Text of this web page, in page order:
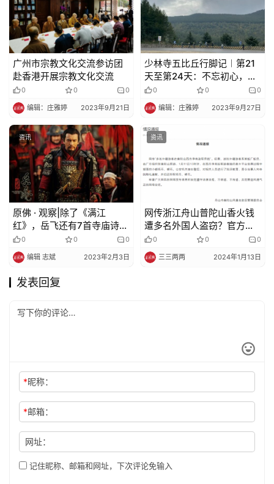
广州市宗教文化交流参访团
赴香港开展宗教文化交流
0 0 0
编辑：庄雅婷 2023年9月21日
少林寺五比丘行脚记︱第21
天至第24天：不忘初心，方
得始终，行脚圆满
0 0 0
编辑：庄雅婷 2023年9月27日
资讯
原佛 ·​ 观察|除了《满江
红》，岳飞还有7首寺庙诗，
以及1个温婉柔情的善男子
0 0 0
编辑 志斌 2023年2月3日
资讯
网传浙江舟山普陀山香火钱
遭多名外国人盗窃？官方通
报来了！
0 0 0
三三两两 2024年1月13日
发表回复
*昵称：
*邮箱：
网址：
记住昵称、邮箱和网址，下次评论免输入